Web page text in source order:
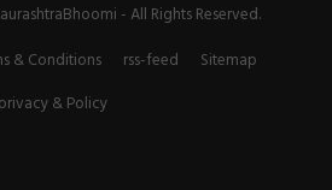
- All Rights Reserved.
& Conditions rss-feed
Sitemap
privacy & Policy